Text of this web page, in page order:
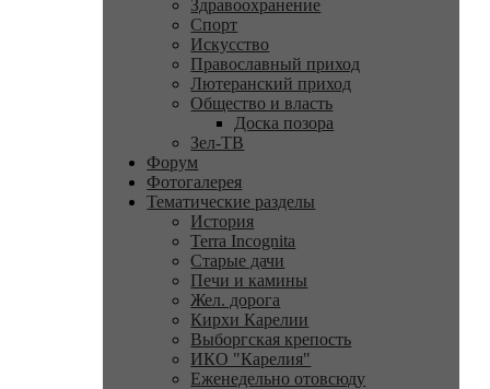
Здравоохранение
Спорт
Искусство
Православный приход
Лютеранский приход
Общество и власть
Доска позора
Зел-ТВ
Форум
Фотогалерея
Тематические разделы
История
Terra Incognita
Старые дачи
Печи и камины
Жел. дорога
Кирхи Карелии
Выборгская крепость
ИКО "Карелия"
Еженедельно отовсюду